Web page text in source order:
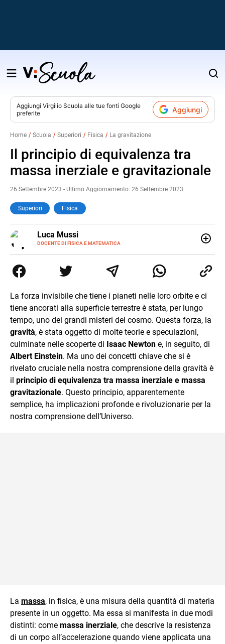
Salta
contenuto
Aggiungi Virgilio Scuola alle tue fonti Google
preferite
Aggiungi
Home Scuola Superiori Fisica La gravitazione
Il principio di equivalenza tra
massa inerziale e gravitazionale
26 Settembre 2023 - Ultimo Aggiornamento: 26 Settembre 2023
Superiori Fisica
Luca Mussi
DOCENTE DI FISICA E MATEMATICA
LINKEDIN
ALTRI
SITI
supporto allo studio con sedi a Milano e in Brianza.
Appassionato di cucina, viaggi, e sport come rugby,
imparare.
La forza invisibile che tiene i pianeti nelle loro orbite e ci
tiene ancorati alla superficie terrestre è stata, per lungo
tempo, uno dei grandi misteri del cosmo. Questa forza, la
gravità, è stata oggetto di molte teorie e speculazioni,
culminate nelle scoperte di Isaac Newton e, in seguito, di
Albert Einstein. Ma uno dei concetti chiave che si è
rivelato cruciale nella nostra comprensione della gravità è
il principio di equivalenza tra massa inerziale e massa
gravitazionale. Questo principio, apparentemente
semplice, ha implicazioni profonde e rivoluzionarie per la
nostra comprensione dell’Universo.
La massa, in fisica, è una misura della quantità di materia
presente in un oggetto. Ma essa si manifesta in due modi
distinti: come massa inerziale, che descrive la resistenza
di un corpo all’accelerazione quando viene applicata una